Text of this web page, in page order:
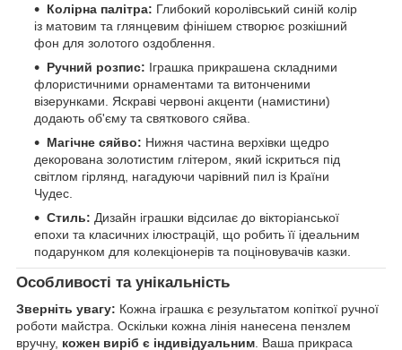
Колірна палітра: Глибокий королівський синій колір
із матовим та глянцевим фінішем створює розкішний
фон для золотого оздоблення.
Ручний розпис: Іграшка прикрашена складними
флористичними орнаментами та витонченими
візерунками. Яскраві червоні акценти (намистини)
додають об'єму та святкового сяйва.
Магічне сяйво: Нижня частина верхівки щедро
декорована золотистим глітером, який іскриться під
світлом гірлянд, нагадуючи чарівний пил із Країни
Чудес.
Стиль: Дизайн іграшки відсилає до вікторіанської
епохи та класичних ілюстрацій, що робить її ідеальним
подарунком для колекціонерів та поціновувачів казки.
Особливості та унікальність
Зверніть увагу: Кожна іграшка є результатом копіткої ручної
роботи майстра. Оскільки кожна лінія нанесена пензлем
вручну, кожен виріб є індивідуальним. Ваша прикраса